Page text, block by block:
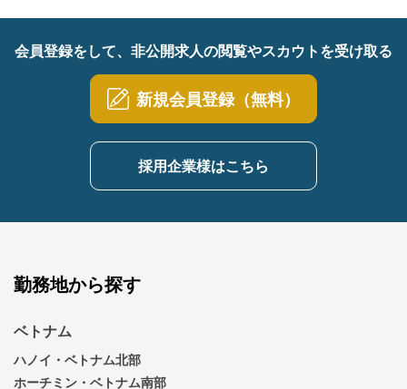
会員登録をして、非公開求人の閲覧やスカウトを受け取る
新規会員登録（無料）
採用企業様はこちら
勤務地から探す
ベトナム
ハノイ・ベトナム北部
ホーチミン・ベトナム南部